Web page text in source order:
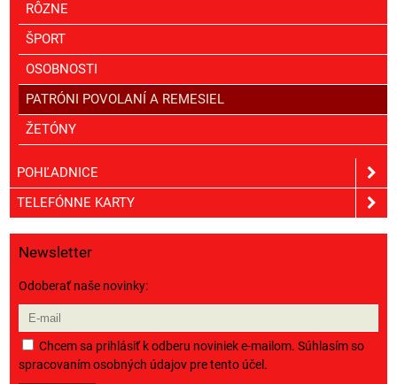
RÔZNE
ŠPORT
OSOBNOSTI
PATRÓNI POVOLANÍ A REMESIEL
ŽETÓNY
POHĽADNICE
TELEFÓNNE KARTY
Newsletter
Odoberať naše novinky:
Chcem sa prihlásiť k odberu noviniek e-mailom. Súhlasím so
spracovaním osobných údajov pre tento účel.